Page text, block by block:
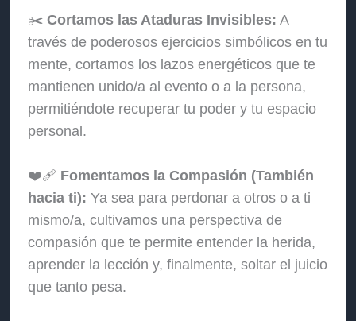
✂️Cortamos las Ataduras Invisibles: A
través de poderosos ejercicios simbólicos en tu
mente, cortamos los lazos energéticos que te
mantienen unido/a al evento o a la persona,
permitiéndote recuperar tu poder y tu espacio
personal.
❤️‍🩹 Fomentamos la Compasión (También
hacia ti): Ya sea para perdonar a otros o a ti
mismo/a, cultivamos una perspectiva de
compasión que te permite entender la herida,
aprender la lección y, finalmente, soltar el juicio
que tanto pesa.